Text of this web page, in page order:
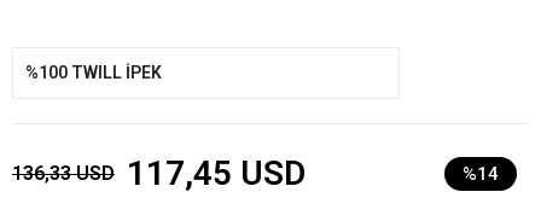
%100 TWILL İPEK
136,33 USD 117,45 USD %14